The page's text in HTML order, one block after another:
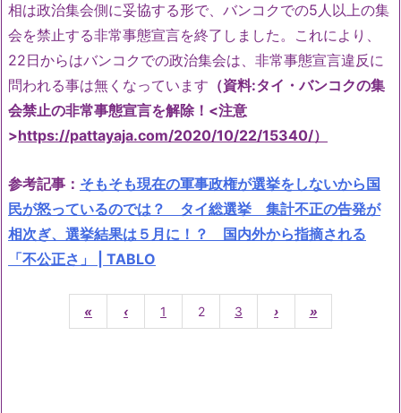
相は政治集会側に妥協する形で、バンコクでの5人以上の集
会を禁止する非常事態宣言を終了しました。これにより、
22日からはバンコクでの政治集会は、非常事態宣言違反に
問われる事は無くなっています （資料:タイ・バンコクの集
会禁止の非常事態宣言を解除！<注意
>https://pattayaja.com/2020/10/22/15340/）
参考記事： そもそも現在の軍事政権が選挙をしないから国
民が怒っているのでは？ タイ総選挙 集計不正の告発が
相次ぎ、選挙結果は５月に！？ 国内外から指摘される
「不公正さ」 | TABLO
« ‹ 1 2 3 › »